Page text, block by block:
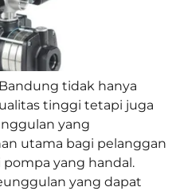
tidak hanya
tinggi tetapi juga
yang
utama bagi pelanggan
yang handal.
yang dapat